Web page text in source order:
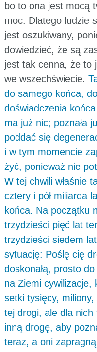
bo to ona jest mocą
moc. Dlatego ludzie
jest oszukiwany,
dowiedzieć, że są
jest tak cenna, że to
we wszechświecie.
do samego końca,
doświadczenia
ma już nic; poznała
poddać się
i w tym momencie
żyć, ponieważ nie
W tej chwili właśnie
cztery i pół miliarda
końca. Na początku
trzydzieści pięć lat
trzydzieści siedem
sytuację: Poślę cię
doskonałą, prosto
na Ziemi cywilizacje,
setki tysięcy,
tej drogi, ale dla
inną drogę, aby
teraz, a oni